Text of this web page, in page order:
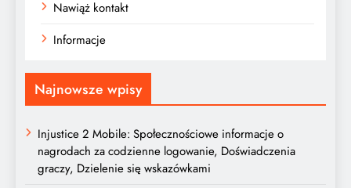
Nawiąż kontakt
Informacje
Najnowsze wpisy
Injustice 2 Mobile: Społecznościowe informacje o
nagrodach za codzienne logowanie, Doświadczenia
graczy, Dzielenie się wskazówkami